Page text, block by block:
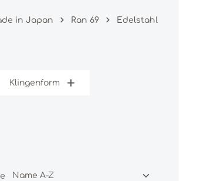
in Japan Ran 69 Edelstahl
Klingenform